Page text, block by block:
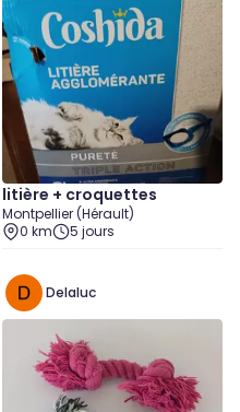
litière + croquettes
Montpellier (Hérault)
0 km
5 jours
Delaluc